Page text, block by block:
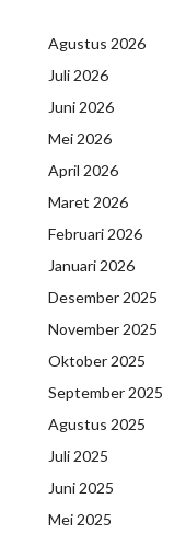
Agustus 2026
Juli 2026
Juni 2026
Mei 2026
April 2026
Maret 2026
Februari 2026
Januari 2026
Desember 2025
November 2025
Oktober 2025
September 2025
Agustus 2025
Juli 2025
Juni 2025
Mei 2025